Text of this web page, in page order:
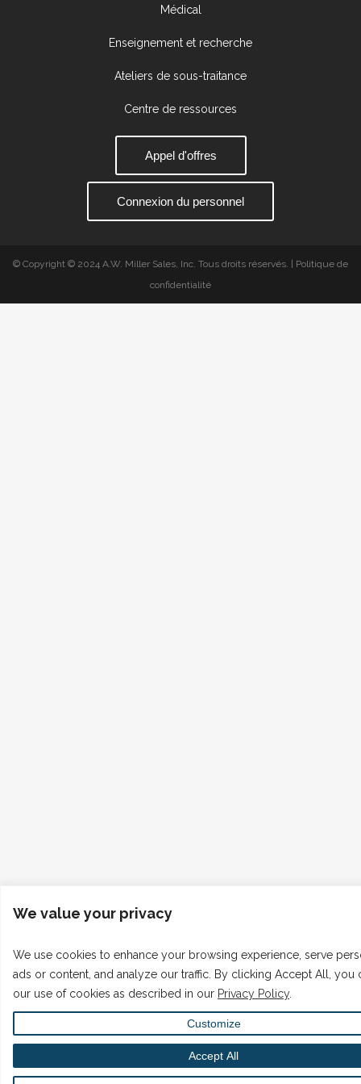
Médical
Enseignement et recherche
Ateliers de sous-traitance
Centre de ressources
Appel d'offres
Connexion du personnel
© Copyright © 2024 A.W. Miller Sales, Inc. Tous droits réservés. | Politique de
confidentialité
We value your privacy
We use cookies to enhance your browsing experience, serve
ads or content, and analyze our traffic. By clicking Accept All, you
our use of cookies as described in our Privacy Policy.
Customize
Accept All